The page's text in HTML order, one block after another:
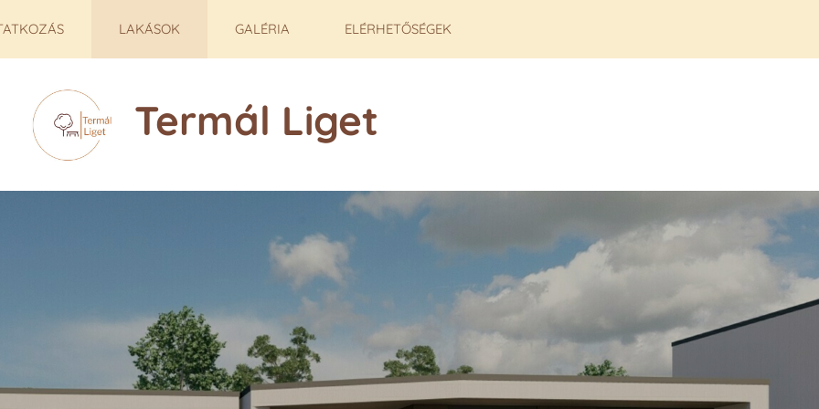
LAKÁSOK GALÉRIA ELÉRHETŐSÉGEK
Termál Liget